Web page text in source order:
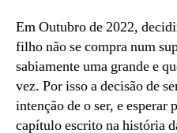
Em Outubro de 2022,
filho não se compra num
sabiamente uma grande e
vez. Por isso a decisão de
intenção de o ser, e esperar
capítulo escrito na história